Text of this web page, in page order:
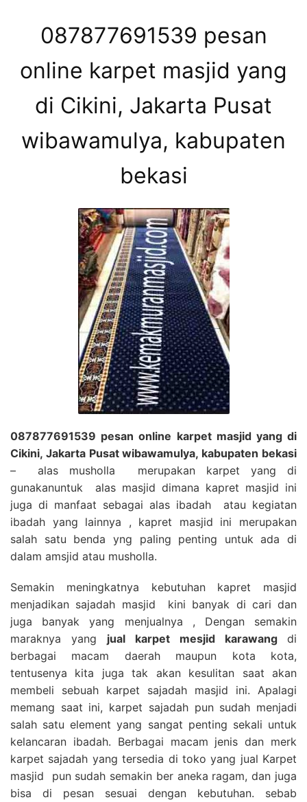
087877691539 pesan
online karpet masjid yang
di Cikini, Jakarta Pusat
wibawamulya, kabupaten
bekasi
087877691539 pesan online karpet masjid yang di
Cikini, Jakarta Pusat wibawamulya, kabupaten bekasi
– alas musholla merupakan karpet yang di
gunakanuntuk alas masjid dimana kapret masjid ini
juga di manfaat sebagai alas ibadah atau kegiatan
ibadah yang lainnya , kapret masjid ini merupakan
salah satu benda yng paling penting untuk ada di
dalam amsjid atau musholla.
Semakin meningkatnya kebutuhan kapret masjid
menjadikan sajadah masjid kini banyak di cari dan
juga banyak yang menjualnya , Dengan semakin
maraknya yang jual karpet mesjid karawang di
berbagai macam daerah maupun kota kota,
tentusenya kita juga tak akan kesulitan saat akan
membeli sebuah karpet sajadah masjid ini. Apalagi
memang saat ini, karpet sajadah pun sudah menjadi
salah satu element yang sangat penting sekali untuk
kelancaran ibadah. Berbagai macam jenis dan merk
karpet sajadah yang tersedia di toko yang jual Karpet
masjid pun sudah semakin ber aneka ragam, dan juga
bisa di pesan sesuai dengan kebutuhan. sebab